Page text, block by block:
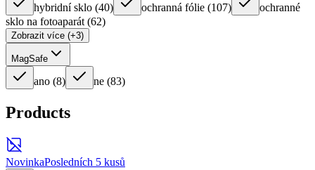
hybridní sklo (40) ochranná fólie (107)
ochranné
sklo na fotoaparát (62)
Zobrazit více (+3)
MagSafe
ano (8) ne (83)
Products
NovinkaPosledních 5 kusů